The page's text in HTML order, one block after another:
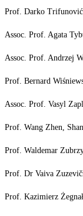
Prof. Darko
Assoc. Prof. Agata
Assoc. Prof. Andrzej
Prof. Bernard
Assoc. Prof. Vasyl
Prof. Wang Zhen,
Prof. Waldemar
Prof. Dr Vaiva
Prof. Kazimierz